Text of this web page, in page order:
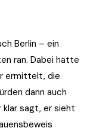
Berlin – ein
ran. Dabei hätte
ermittelt, die
dann auch
sagt, er sieht